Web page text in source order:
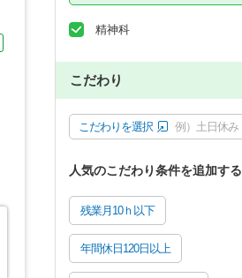
精神科
こだわり
こだわりを選択 例）土日休み
人気のこだわり条件を追加する
残業月10ｈ以下
年間休日120日以上